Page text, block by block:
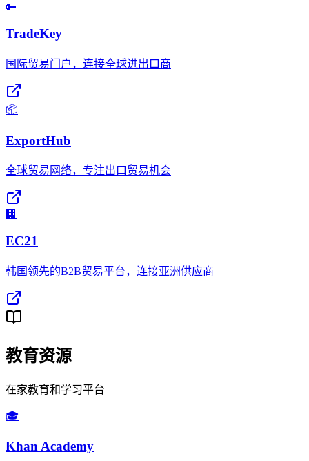
🔑
TradeKey
国际贸易门户，连接全球进出口商
📦
ExportHub
全球贸易网络，专注出口贸易机会
🏢
EC21
韩国领先的B2B贸易平台，连接亚洲供应商
教育资源
在家教育和学习平台
🎓
Khan Academy